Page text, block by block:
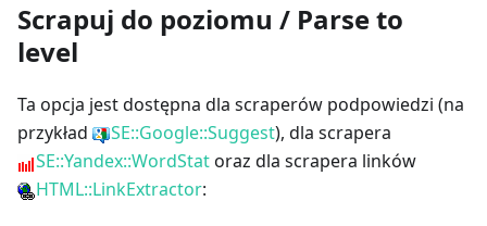
Scrapuj do poziomu / Parse to
level
Ta opcja jest dostępna dla scraperów podpowiedzi (na
przykład
SE::Google::Suggest), dla scrapera
SE::Yandex::WordStatoraz dla scrapera linków
HTML::LinkExtractor: